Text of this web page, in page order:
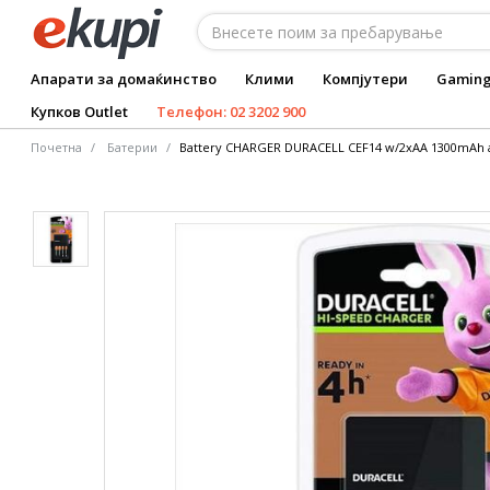
Апарати за домаќинство Клими Компјутери
Купков Outlet
Телефон: 02 3202 900
Почетна Батерии Battery CHARGER DURACELL CEF14 w/2xAA